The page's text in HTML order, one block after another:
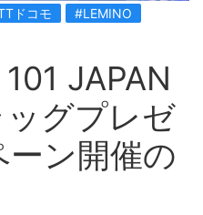
ドコモ #LEMINO
101 JAPAN
グプレゼ
ン開催の